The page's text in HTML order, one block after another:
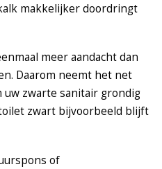
makkelijker doordringt
meer aandacht dan
Daarom neemt het net
uw zwarte sanitair grondig
zwart bijvoorbeeld blijft
of